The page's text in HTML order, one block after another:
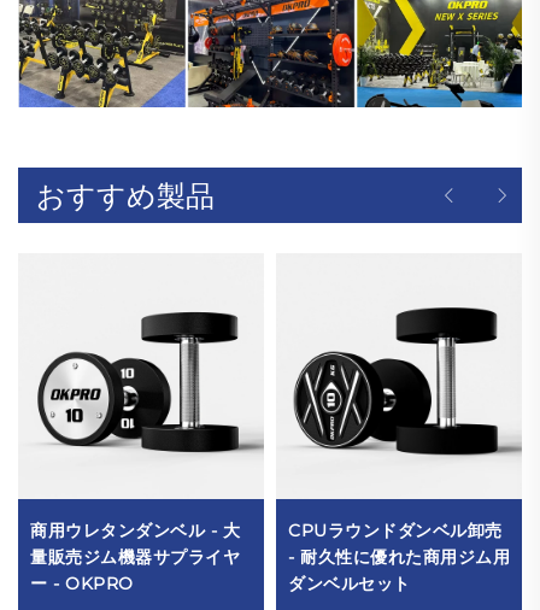
おすすめ製品
商用ウレタンダンベル - 大
量販売ジム機器サプライヤ
ー - OKPRO
CPUラウンドダンベル卸売
- 耐久性に優れた商用ジム用
ダンベルセット